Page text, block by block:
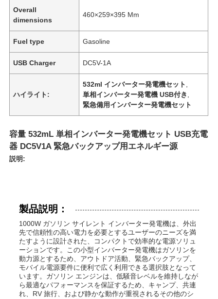
Overall
dimensions
460×259×395 Mm
Fuel type Gasoline
USB Charger DC5V-1A
ハイライト:
532ml インバーター発電機セット
単相インバーター発電機 USB付き
緊急備用インバーター発電機セット
容量 532mL 単相インバーター発電機セット USB充電
器 DC5V1A 緊急バックアップ用エネルギー源
説明:
製品説明：
1000W ガソリン サイレント インバーター発電機は、外出
先で信頼性の高い電力を必要とするユーザーのニーズを満
たすように設計された、コンパクトで効率的な電源ソリュ
ーションです。この小型インバーター発電機はガソリンを
動力源とするため、アウトドア活動、緊急バックアップ、
モバイル電源要件に便利で広く利用できる選択肢となって
います。ガソリン エンジンは、低騒音レベルを維持しなが
ら最適なパフォーマンスを保証するため、キャンプ、共連
れ、RV 旅行、および静かな動作が重視されるその他のシ